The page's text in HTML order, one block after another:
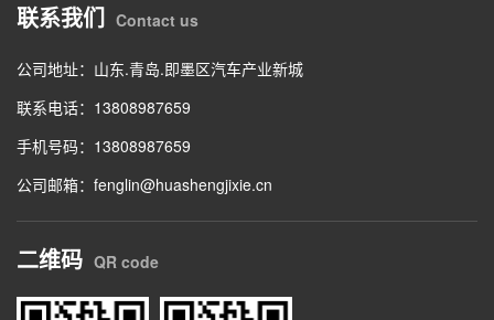
联系我们 Contact us
公司地址：山东.青岛.即墨区汽车产业新城
联系电话：13808987659
手机号码：13808987659
公司邮箱：fenglin@huashengjixie.cn
二维码 QR code